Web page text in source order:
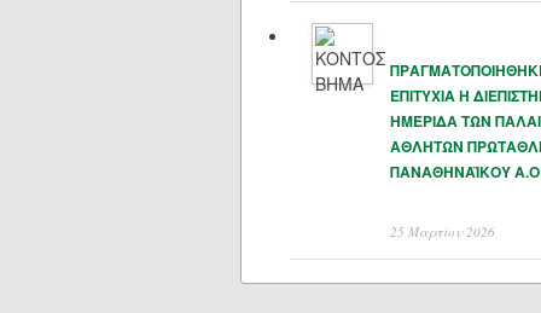
ΕΠΙΤΥΧΙΑ Η
ΗΜΕΡΙΔΑ ΤΩΝ
ΑΘΛΗΤΩΝ
ΠΑΝΑΘΗΝΑΪΚΟΥ Α.Ο
25 Μαρτίου 2026